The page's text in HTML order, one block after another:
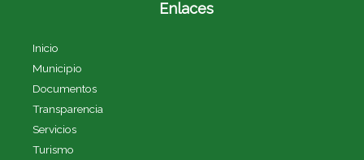
Enlaces
Inicio
Municipio
Documentos
Transparencia
Servicios
Turismo